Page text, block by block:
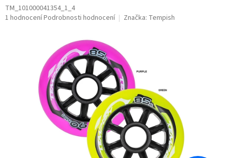
TM_101000041354_1_4
Průměrné
1 hodnoceníPodrobnosti hodnocení Značka: Tempish